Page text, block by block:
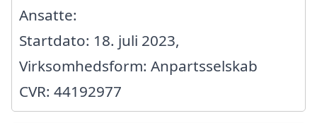
Ansatte:
Startdato: 18. juli 2023,
Virksomhedsform: Anpartsselskab
CVR: 44192977